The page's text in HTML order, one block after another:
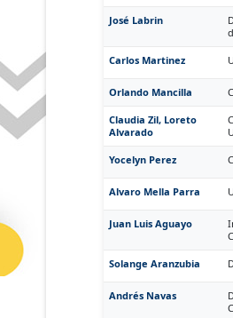
José Labrin
Carlos Martinez
Orlando Mancilla
Claudia Zil, Loreto
Alvarado
Yocelyn Perez
Alvaro Mella Parra
Juan Luis Aguayo
Solange Aranzubia
Andrés Navas